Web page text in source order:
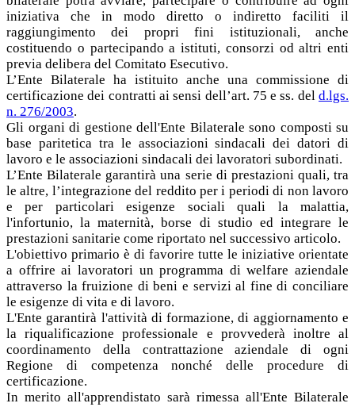
iniziativa che in modo diretto o indiretto faciliti il
raggiungimento dei propri fini istituzionali, anche
costituendo o partecipando a istituti, consorzi od altri enti
previa delibera del Comitato Esecutivo.
L’Ente Bilaterale ha istituito anche una commissione di
certificazione dei contratti ai sensi dell’art. 75 e ss. del d.lgs.
n. 276/2003.
Gli organi di gestione dell'Ente Bilaterale sono composti su
base paritetica tra le associazioni sindacali dei datori di
lavoro e le associazioni sindacali dei lavoratori subordinati.
L’Ente Bilaterale garantirà una serie di prestazioni quali, tra
le altre, l’integrazione del reddito per i periodi di non lavoro
e per particolari esigenze sociali quali la malattia,
l'infortunio, la maternità, borse di studio ed integrare le
prestazioni sanitarie come riportato nel successivo articolo.
L'obiettivo primario è di favorire tutte le iniziative orientate
a offrire ai lavoratori un programma di welfare aziendale
attraverso la fruizione di beni e servizi al fine di conciliare
le esigenze di vita e di lavoro.
L'Ente garantirà l'attività di formazione, di aggiornamento e
la riqualificazione professionale e provvederà inoltre al
coordinamento della contrattazione aziendale di ogni
Regione di competenza nonché delle procedure di
certificazione.
In merito all'apprendistato sarà rimessa all'Ente Bilaterale